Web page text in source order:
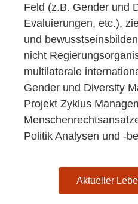
Feld (z.B. Gender und
Evaluierungen, etc.),
und
nicht
multilaterale
Gender und Diversity
Projekt Zyklus
Politik Analysen und -
Aktueller